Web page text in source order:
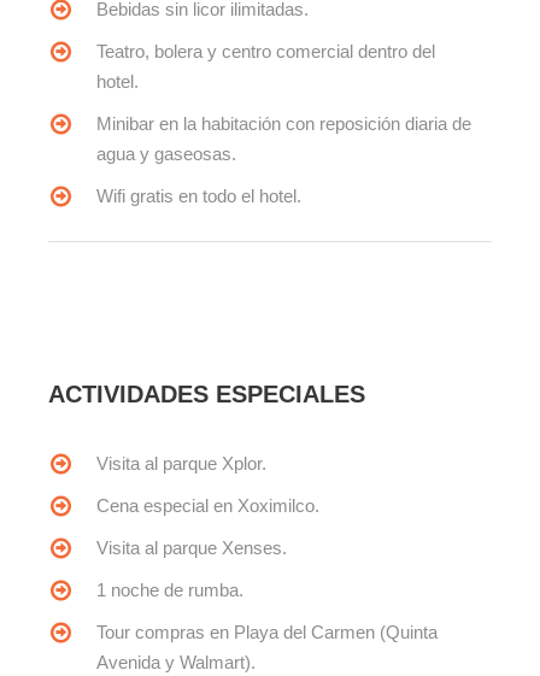
Bebidas sin licor ilimitadas.
Teatro, bolera y centro comercial dentro del
hotel.
Minibar en la habitación con reposición diaria de
agua y gaseosas.
Wifi gratis en todo el hotel.
ACTIVIDADES ESPECIALES
Visita al parque Xplor.
Cena especial en Xoximilco.
Visita al parque Xenses.
1 noche de rumba.
Tour compras en Playa del Carmen (Quinta
Avenida y Walmart).